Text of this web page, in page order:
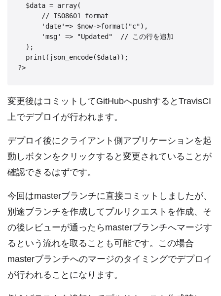
  $data = array(
      // ISO8601 format
      'date'=> $now->format("c"),
      'msg' => "Updated"  // この行を追加
  );
  print(json_encode($data));
?>
変更後はコミットしてGitHubへpushするとTravisCI
上でデプロイが行われます。
デプロイ後にクライアント側アプリケーションを起
動しボタンをクリックすると変更されていることが
確認できるはずです。
今回はmasterブランチに直接コミットしましたが、
別途ブランチを作成してプルリクエストを作成、そ
の後レビューが通ったらmasterブランチへマージす
るという流れを取ることも可能です。この場合
masterブランチへのマージのタイミングでデプロイ
が行われることになります。